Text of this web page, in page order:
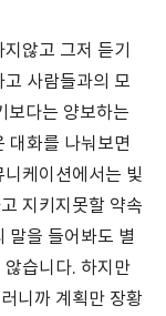
않고 그저 듣기
사람들과의 모
보다는 양보하는
대화를 나눠보면
케이션에서는 빛
지키지못할 약속
말을 들어봐도 별
습니다. 하지만
니까 계획만 장황